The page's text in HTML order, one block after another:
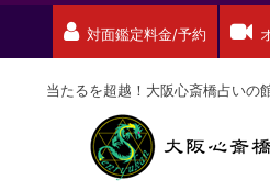
対面鑑定料金/予約
当たるを超越！大阪心斎橋占いの